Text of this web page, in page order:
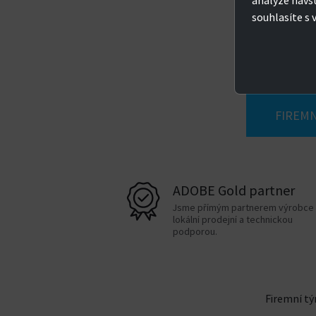
Nepodporovaná
ADOBE Gold partner
Jsme přímým partnerem výrobce
lokální prodejní a technickou
podporou.
Firemní
souhlasíte s